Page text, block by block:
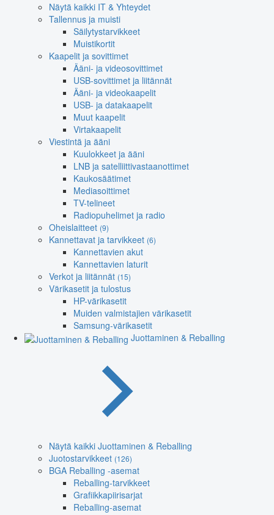
Näytä kaikki IT & Yhteydet
Tallennus ja muisti
Säilytystarvikkeet
Muistikortit
Kaapelit ja sovittimet
Ääni- ja videosovittimet
USB-sovittimet ja liitännät
Ääni- ja videokaapelit
USB- ja datakaapelit
Muut kaapelit
Virtakaapelit
Viestintä ja ääni
Kuulokkeet ja ääni
LNB ja satelliittivastaanottimet
Kaukosäätimet
Mediasoittimet
TV-telineet
Radiopuhelimet ja radio
Oheislaitteet (9)
Kannettavat ja tarvikkeet (6)
Kannettavien akut
Kannettavien laturit
Verkot ja liitännät (15)
Värikasetit ja tulostus
HP-värikasetit
Muiden valmistajien värikasetit
Samsung-värikasetit
Juottaminen & Reballing
Näytä kaikki Juottaminen & Reballing
Juotostarvikkeet (126)
BGA Reballing -asemat
Reballing-tarvikkeet
Grafiikkapiirisarjat
Reballing-asemat